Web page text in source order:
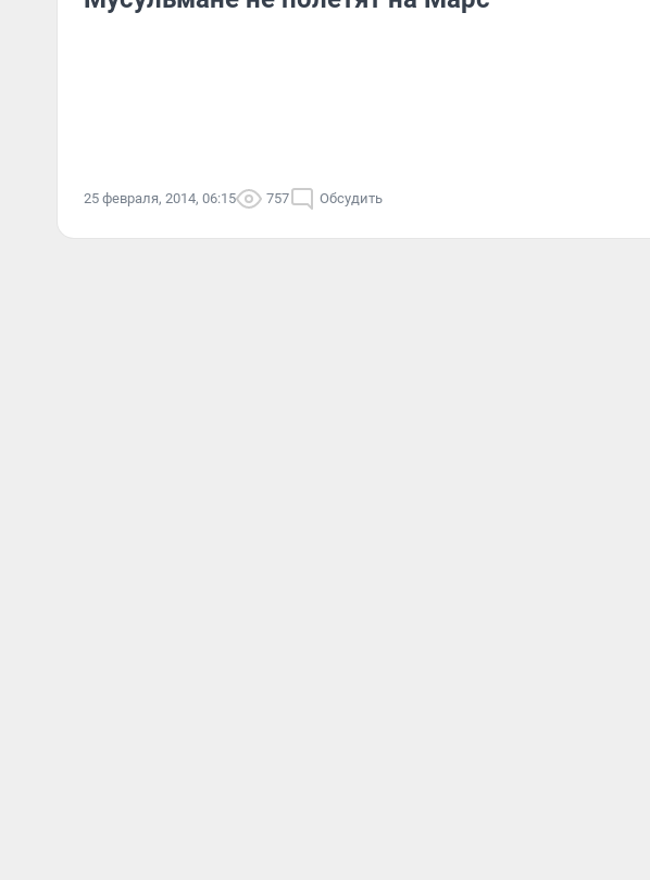
25 февраля, 2014, 06:15 757 Обсудить